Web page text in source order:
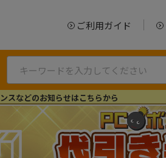
ご利用ガイド
スなどのお知らせはこちらから